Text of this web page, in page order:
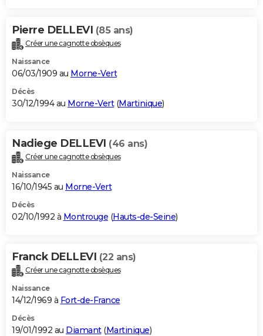
Pierre DELLEVI (85 ans)
Créer une cagnotte obsèques
Naissance
06/03/1909 au Morne-Vert
Décès
30/12/1994 au Morne-Vert(Martinique)
Nadiege DELLEVI (46 ans)
Créer une cagnotte obsèques
Naissance
16/10/1945 au Morne-Vert
Décès
02/10/1992 à Montrouge (Hauts-de-Seine)
Franck DELLEVI (22 ans)
Créer une cagnotte obsèques
Naissance
14/12/1969 à Fort-de-France
Décès
19/01/1992 au Diamant(Martinique)